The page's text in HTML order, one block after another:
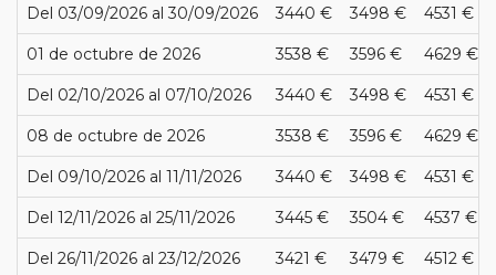
Del 03/09/2026 al 30/09/2026 3440 € 3498 € 4531 €
01 de octubre de 2026 3538 € 3596 € 4629 €
Del 02/10/2026 al 07/10/2026 3440 € 3498 € 4531 €
08 de octubre de 2026 3538 € 3596 € 4629 €
Del 09/10/2026 al 11/11/2026 3440 € 3498 € 4531 €
Del 12/11/2026 al 25/11/2026 3445 € 3504 € 4537 €
Del 26/11/2026 al 23/12/2026 3421 € 3479 € 4512 €